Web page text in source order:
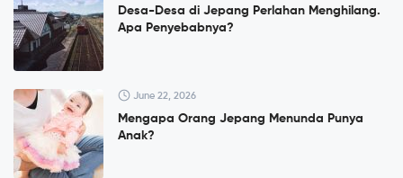
Desa-Desa di Jepang Perlahan Menghilang.
Apa Penyebabnya?
June 22, 2026
Mengapa Orang Jepang Menunda Punya
Anak?